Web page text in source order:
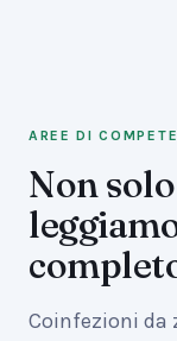
AREE DI
Non
Coinfezioni da